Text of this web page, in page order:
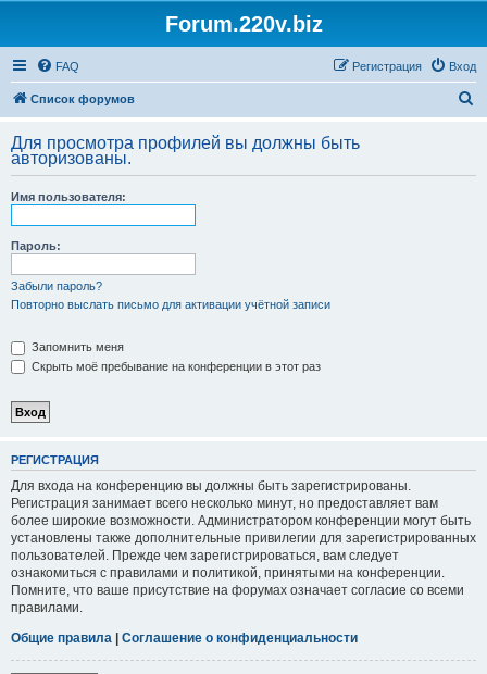
Forum.220v.biz
FAQ Вход
Регистрация
Список форумов
с
Для просмотра профилей вы должны быть
авторизованы.
Имя пользователя:
Пароль:
Забыли пароль?
Повторно выслать письмо для активации учётной записи
Запомнить меня
Скрыть моё пребывание на конференции в этот раз
РЕГИСТРАЦИЯ
Для входа на конференцию вы должны быть зарегистрированы.
Регистрация занимает всего несколько минут, но предоставляет вам
более широкие возможности. Администратором конференции могут быть
установлены также дополнительные привилегии для зарегистрированных
пользователей. Прежде чем зарегистрироваться, вам следует
ознакомиться с правилами и политикой, принятыми на конференции.
Помните, что ваше присутствие на форумах означает согласие со всеми
правилами.
Общие правила | Соглашение о конфиденциальности